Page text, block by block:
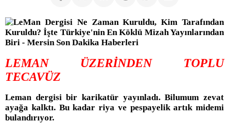
LEMAN ÜZERİNDEN TOPLU
TECAVÜZ
Leman dergisi bir karikatür yayınladı. Bilumum zevat
ayağa kalktı. Bu kadar riya ve pespayelik artık midemi
bulandırıyor.